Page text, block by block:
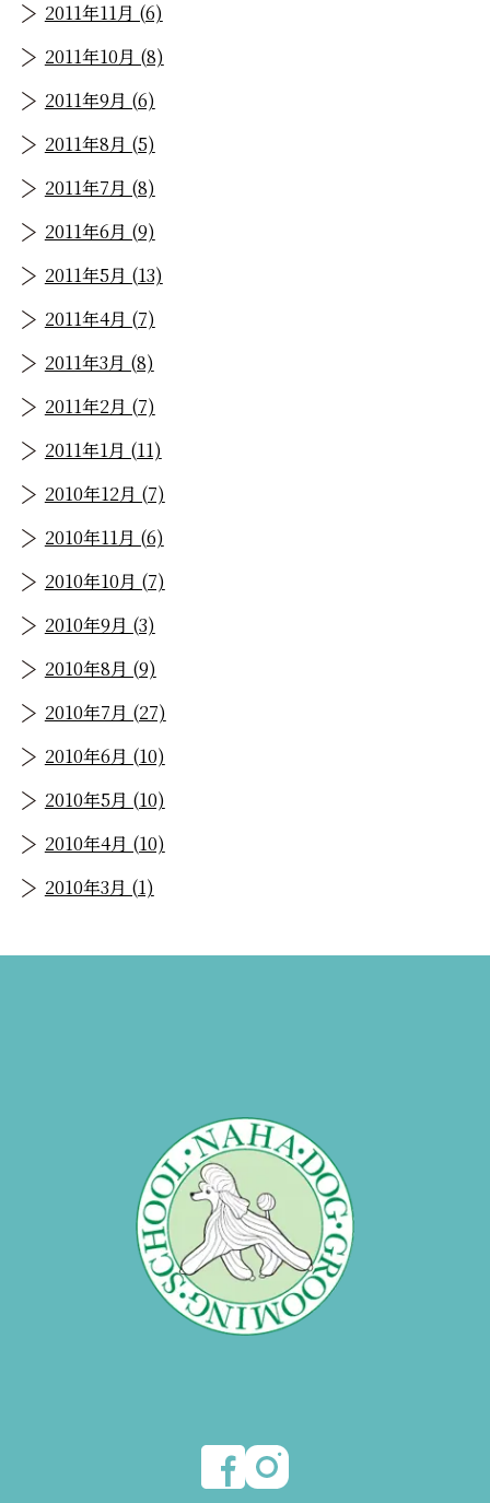
2011年11月 (6)
2011年10月 (8)
2011年9月 (6)
2011年8月 (5)
2011年7月 (8)
2011年6月 (9)
2011年5月 (13)
2011年4月 (7)
2011年3月 (8)
2011年2月 (7)
2011年1月 (11)
2010年12月 (7)
2010年11月 (6)
2010年10月 (7)
2010年9月 (3)
2010年8月 (9)
2010年7月 (27)
2010年6月 (10)
2010年5月 (10)
2010年4月 (10)
2010年3月 (1)